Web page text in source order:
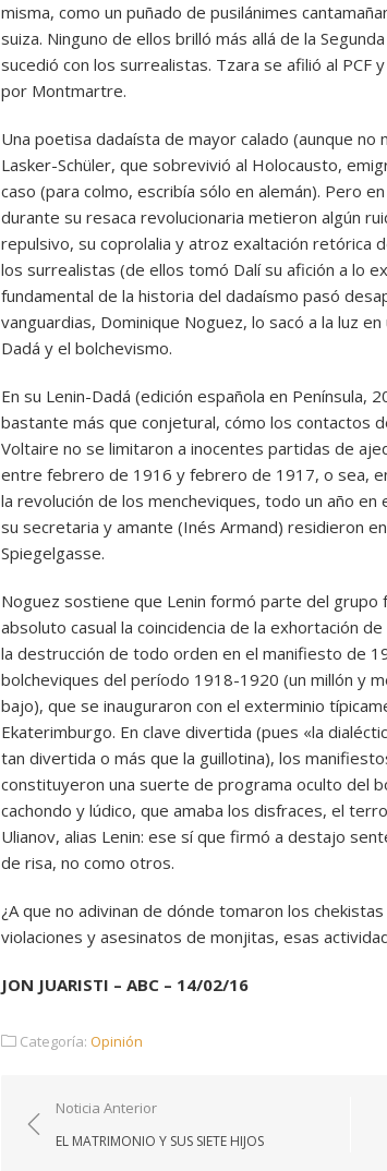
misma, como un puñado de pusilánimes
suiza. Ninguno de ellos brilló más allá de la
sucedió con los surrealistas. Tzara se afilió al PCF
por Montmartre.
Una poetisa dadaísta de mayor calado (aunque
Lasker-Schüler, que sobrevivió al Holocausto,
caso (para colmo, escribía sólo en alemán). Pero
durante su resaca revolucionaria metieron algún
repulsivo, su coprolalia y atroz exaltación retórica
los surrealistas (de ellos tomó Dalí su afición a lo
fundamental de la historia del dadaísmo pasó
vanguardias, Dominique Noguez, lo sacó a la luz
Dadá y el bolchevismo.
En su Lenin-Dadá (edición española en Península,
bastante más que conjetural, cómo los contactos
Voltaire no se limitaron a inocentes partidas de
entre febrero de 1916 y febrero de 1917, o sea,
la revolución de los mencheviques, todo un año en
su secretaria y amante (Inés Armand) residieron
Spiegelgasse.
Noguez sostiene que Lenin formó parte del grupo
absoluto casual la coincidencia de la exhortación
la destrucción de todo orden en el manifiesto de
bolcheviques del período 1918-1920 (un millón y
bajo), que se inauguraron con el exterminio
Ekaterimburgo. En clave divertida (pues «la
tan divertida o más que la guillotina), los
constituyeron una suerte de programa oculto del
cachondo y lúdico, que amaba los disfraces, el
Ulianov, alias Lenin: ese sí que firmó a destajo
de risa, no como otros.
¿A que no adivinan de dónde tomaron los
violaciones y asesinatos de monjitas, esas
JON JUARISTI – ABC – 14/02/16
Categoría: Opinión
Navegación
de
Noticia Anterior
EL MATRIMONIO Y SUS SIETE HIJOS